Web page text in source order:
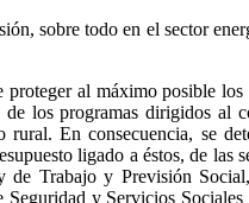
sobre todo en el sector
proteger al máximo posible
de los programas dirigidos al
rural. En consecuencia, se
ligado a éstos, de las
de Trabajo y Previsión
y Servicios